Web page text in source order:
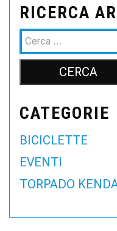
RICERCA
CATEGORIE
BICICLETTE
EVENTI
TORPADO